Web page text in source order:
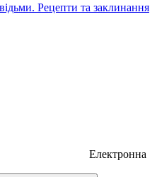
Рецепти та заклинання
Електронна